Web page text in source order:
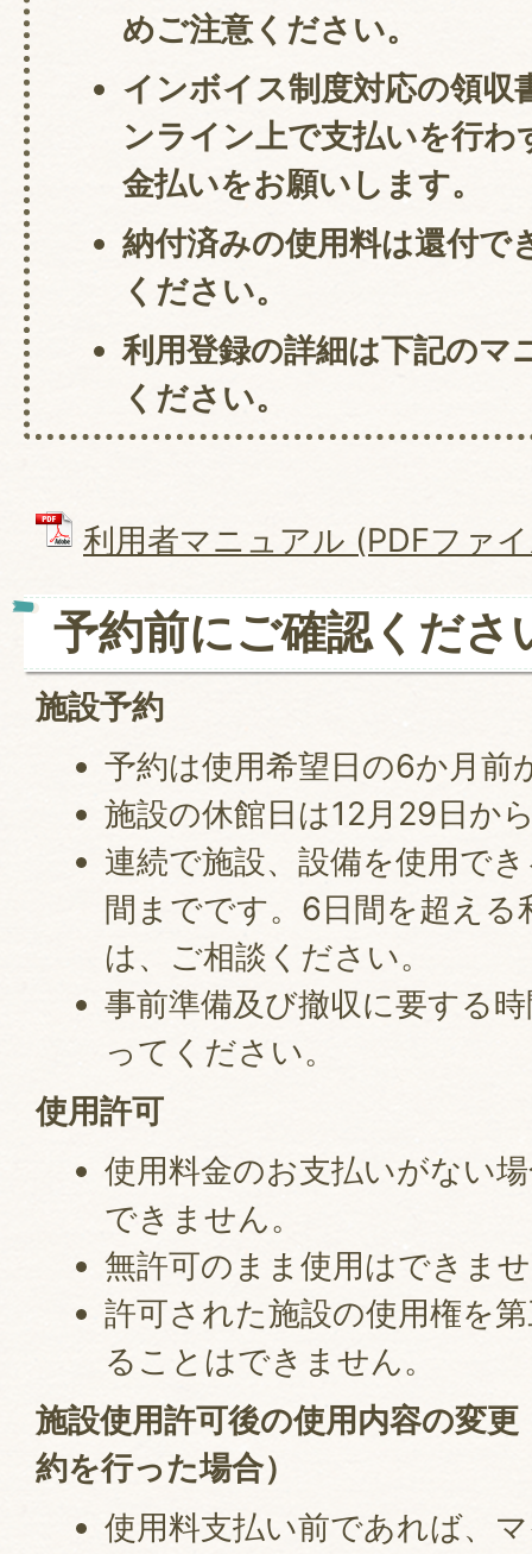
めご注意ください。
インボイス制度対応の領収
ンライン上で支払いを行わ
金払いをお願いします。
納付済みの使用料は還付で
ください。
利用登録の詳細は下記のマ
ください。
利用者マニュアル (PDFファ
予約前にご確認くださ
施設予約
予約は使用希望日の6か月前
施設の休館日は12月29日か
連続で施設、設備を使用で
間までです。6日間を超える
は、ご相談ください。
事前準備及び撤収に要する
ってください。
使用許可
使用料金のお支払いがない
できません。
無許可のまま使用はできま
許可された施設の使用権を
ることはできません。
施設使用許可後の使用内容の変
約を行った場合）
使用料支払い前であれば、